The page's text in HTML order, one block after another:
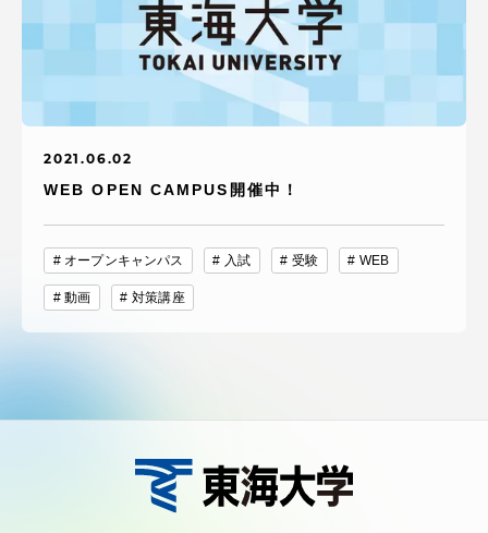
2021.06.02
WEB OPEN CAMPUS開催中！
オープンキャンパス 入試 受験 WEB
動画 対策講座